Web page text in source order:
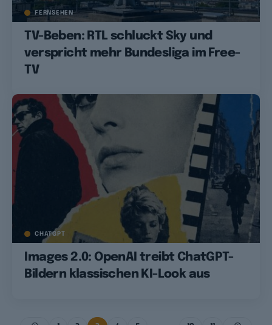
FERNSEHEN
TV-Beben: RTL schluckt Sky und
verspricht mehr Bundesliga im Free-
TV
CHATGPT
Images 2.0: OpenAI treibt ChatGPT-
Bildern klassischen KI-Look aus